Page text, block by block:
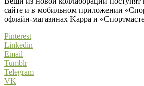
сайте и в мобильном приложении
офлайн-магазинах Kappa и
Pinterest
Linkedin
Email
Tumblr
Telegram
VK